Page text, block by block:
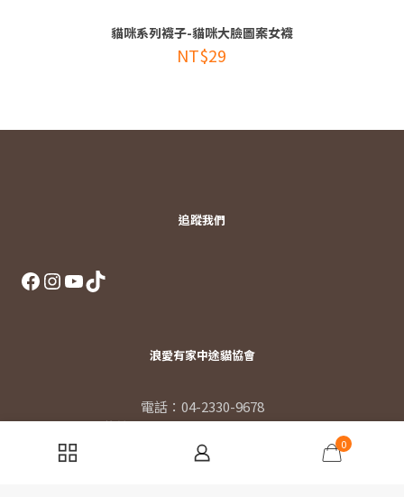
貓咪系列襪子-貓咪大臉圖案女襪
NT$29
追蹤我們
Facebook
Instagram
YouTube
TikTok
浪愛有家中途貓協會
電話：04-2330-9678
信箱：tingweik@langelove.org
地址：台中市霧峰區民生路236號
發票捐贈碼：94188
0